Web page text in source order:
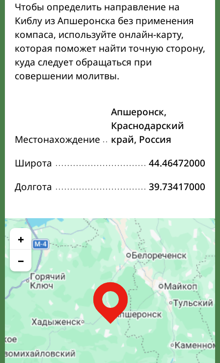
Чтобы определить направление на
Киблу из Апшеронска без применения
компаса, используйте онлайн-карту,
которая поможет найти точную сторону,
куда следует обращаться при
совершении молитвы.
Местонахождение
Апшеронск,
Краснодарский
край, Россия
Широта
44.46472000
Долгота
39.73417000
+
−